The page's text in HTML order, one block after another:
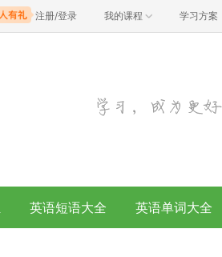
注册/登录 我的课程 学习方案
英语短语大全 英语单词大全